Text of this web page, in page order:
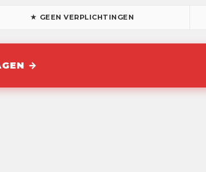
★ GEEN VERPLICHTINGEN